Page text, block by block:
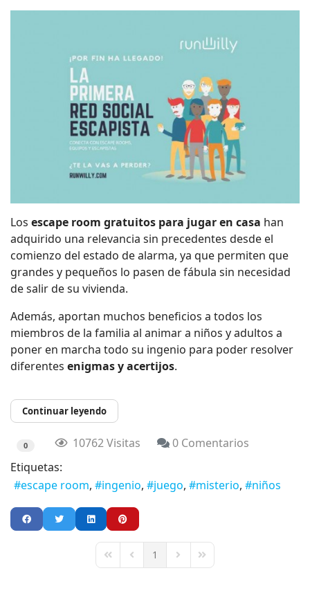
Los escape room gratuitos para jugar en casa han
adquirido una relevancia sin precedentes desde el
comienzo del estado de alarma, ya que permiten que
grandes y pequeños lo pasen de fábula sin necesidad
de salir de su vivienda.
Además, aportan muchos beneficios a todos los
miembros de la familia al animar a niños y adultos a
poner en marcha todo su ingenio para poder resolver
diferentes enigmas y acertijos.
Continuar leyendo
0 10762 Visitas
0 Comentarios
Etiquetas:
escape room
ingenio juego misterio niños
First PagePrevious Page
1 Next PageLast Page